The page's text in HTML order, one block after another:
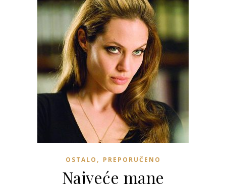
OSTALO , PREPORUČENO
Najveće mane